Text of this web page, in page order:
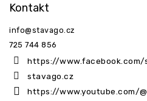
Kontakt
info@stavago.cz
725 744 856
https://www.facebook.com/
stavago.cz
https://www.youtube.com/